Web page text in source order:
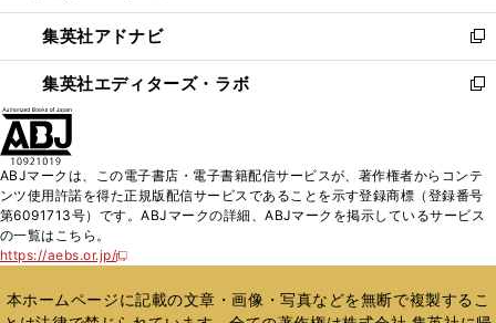
開
く
ウ
で
開
く
ン
ド
ウ
で
ウ
ィ
ン
ド
く
集英社アドナビ
新
し
い
ド
ウ
で
集英社エディターズ・ラボ
新
ィ
ン
ド
開
ABJマークは、この電子書店・電子書籍配信サービスが、著作権者からコンテ
ンツ使用許諾を得た正規版配信サービスであることを示す登録商標（登録番号
第6091713号）です。ABJマークの詳細、ABJマークを掲示しているサービス
の一覧はこちら。
https://aebs.or.jp/
新
い
ウ
本ホームページに記載の文章・画像・写真などを無断で複製するこ